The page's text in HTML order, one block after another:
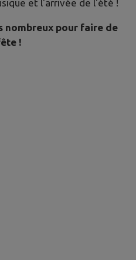
et l'arrivée de l'été !
nombreux pour faire de
!